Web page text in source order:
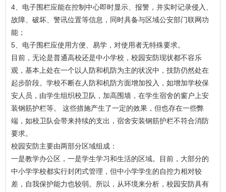
4、电子围栏应能在控制中心即时显示、报警，并实时记录侵入、
故障、破坏、警讯位置等信息，同时具备与区域公安部门联网功
能；
5、电子围栏应使用方便、易学，对使用者无特殊要求。
目前，无论是普通高校还是中小学校，校园安防现状都不容乐
观，基本上处在一个以人防和机防为主的状况中，技防仍然处在
起步阶段。学校不断在人防和机防方面增加投入，如增加学校保
安人员，由学生组织校卫队，加高围墙，在学生宿舍的窗户上安
装钢筋护栏等。 这些措施产生了一定的效果，但也存在一些弊
端，如校卫队会带来持续的支出，宿舍安装钢筋护栏不符合消防
要求。
校园安防主要由两部分区域组成：
一是教学办公区，一是学生学习和生活的区域。目前，大部分的
中小学学校都实行封闭式管理，但中小学学生的自控力相对较
差，自我保护能力也较弱。所以，从环境来分析，校园安防具有